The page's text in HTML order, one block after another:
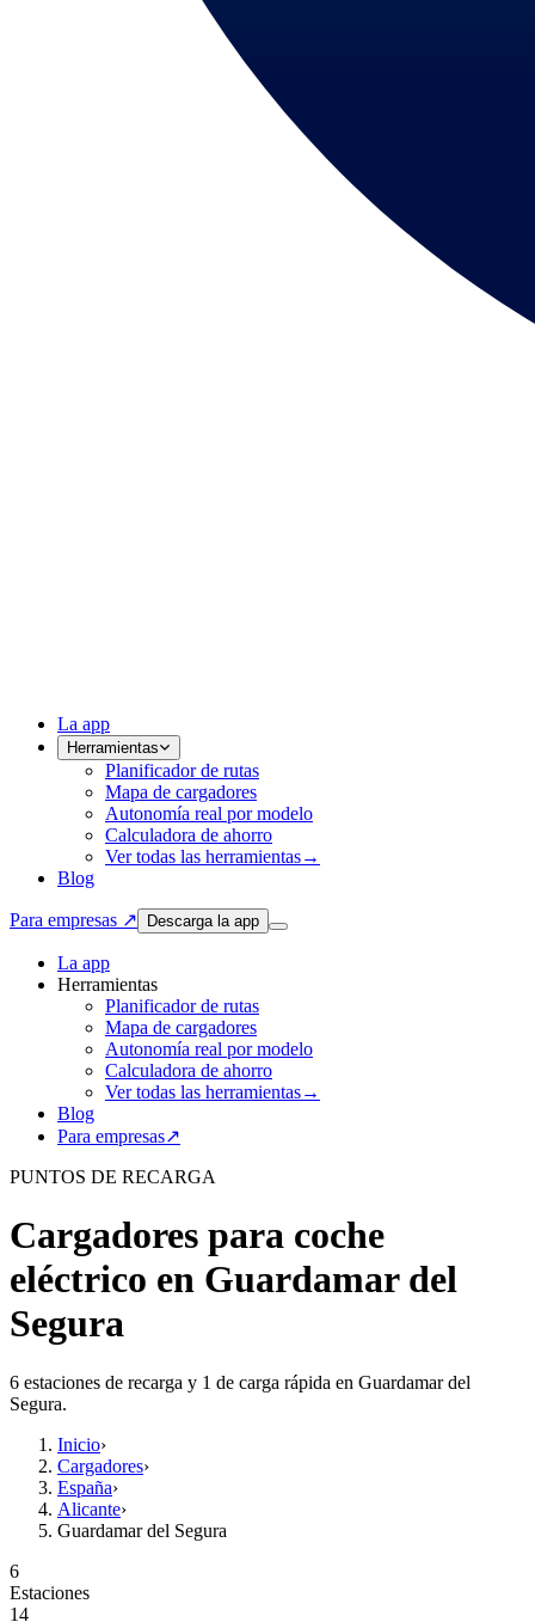
La app
Herramientas
Planificador de rutas
Mapa de cargadores
Autonomía real por modelo
Calculadora de ahorro
Ver todas las herramientas→
Blog
Para empresas ↗ Descarga la app
La app
Herramientas
Planificador de rutas
Mapa de cargadores
Autonomía real por modelo
Calculadora de ahorro
Ver todas las herramientas→
Blog
Para empresas↗
PUNTOS DE RECARGA
Cargadores para coche
eléctrico en Guardamar del
Segura
6 estaciones de recarga y 1 de carga rápida en Guardamar del
Segura.
Inicio›
Cargadores›
España›
Alicante›
Guardamar del Segura
6
Estaciones
14